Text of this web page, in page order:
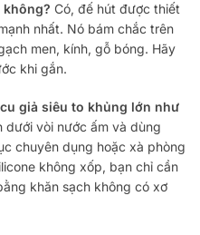
Có, đế hút được thiết
nhất. Nó bám chắc trên
men, kính, gỗ bóng. Hãy
khi gắn.
giả siêu to khủng lớn như
dưới vòi nước ấm và dùng
chuyên dụng hoặc xà phòng
không xốp, bạn chỉ cần
khăn sạch không có xơ